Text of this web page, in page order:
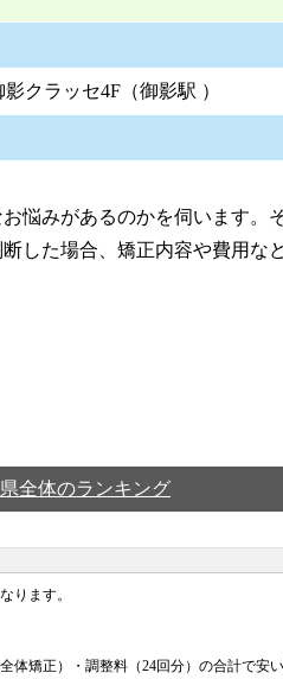
クラッセ4F（御影駅 ）
悩みがあるのかを伺います。
した場合、矯正内容や費用な
全体のランキング
ります。
体矯正）・調整料（24回分）の合計で安